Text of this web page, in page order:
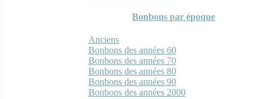
Bonbons par époque
Anciens
Bonbons des années 60
Bonbons des années 70
Bonbons des années 80
Bonbons des années 90
Bonbons des années 2000